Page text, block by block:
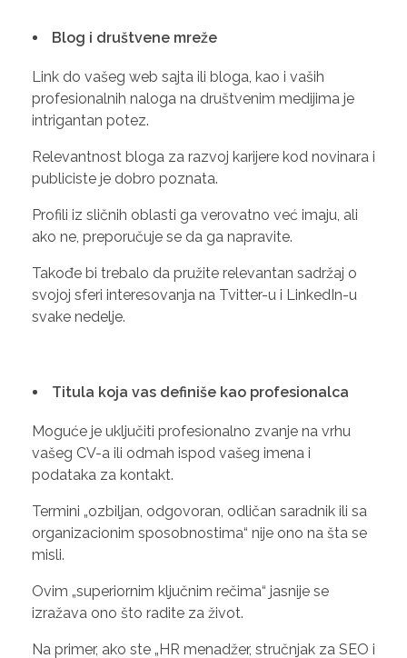
Blog i društvene mreže
Link do vašeg web sajta ili bloga, kao i vaših
profesionalnih naloga na društvenim medijima je
intrigantan potez.
Relevantnost bloga za razvoj karijere kod novinara i
publiciste je dobro poznata.
Profili iz sličnih oblasti ga verovatno već imaju, ali
ako ne, preporučuje se da ga napravite.
Takođe bi trebalo da pružite relevantan sadržaj o
svojoj sferi interesovanja na Tvitter-u i LinkedIn-u
svake nedelje.
Titula koja vas definiše kao profesionalca
Moguće je uključiti profesionalno zvanje na vrhu
vašeg CV-a ili odmah ispod vašeg imena i
podataka za kontakt.
Termini „ozbiljan, odgovoran, odličan saradnik ili sa
organizacionim sposobnostima“ nije ono na šta se
misli.
Ovim „superiornim ključnim rečima“ jasnije se
izražava ono što radite za život.
Na primer, ako ste „HR menadžer, stručnjak za SEO i